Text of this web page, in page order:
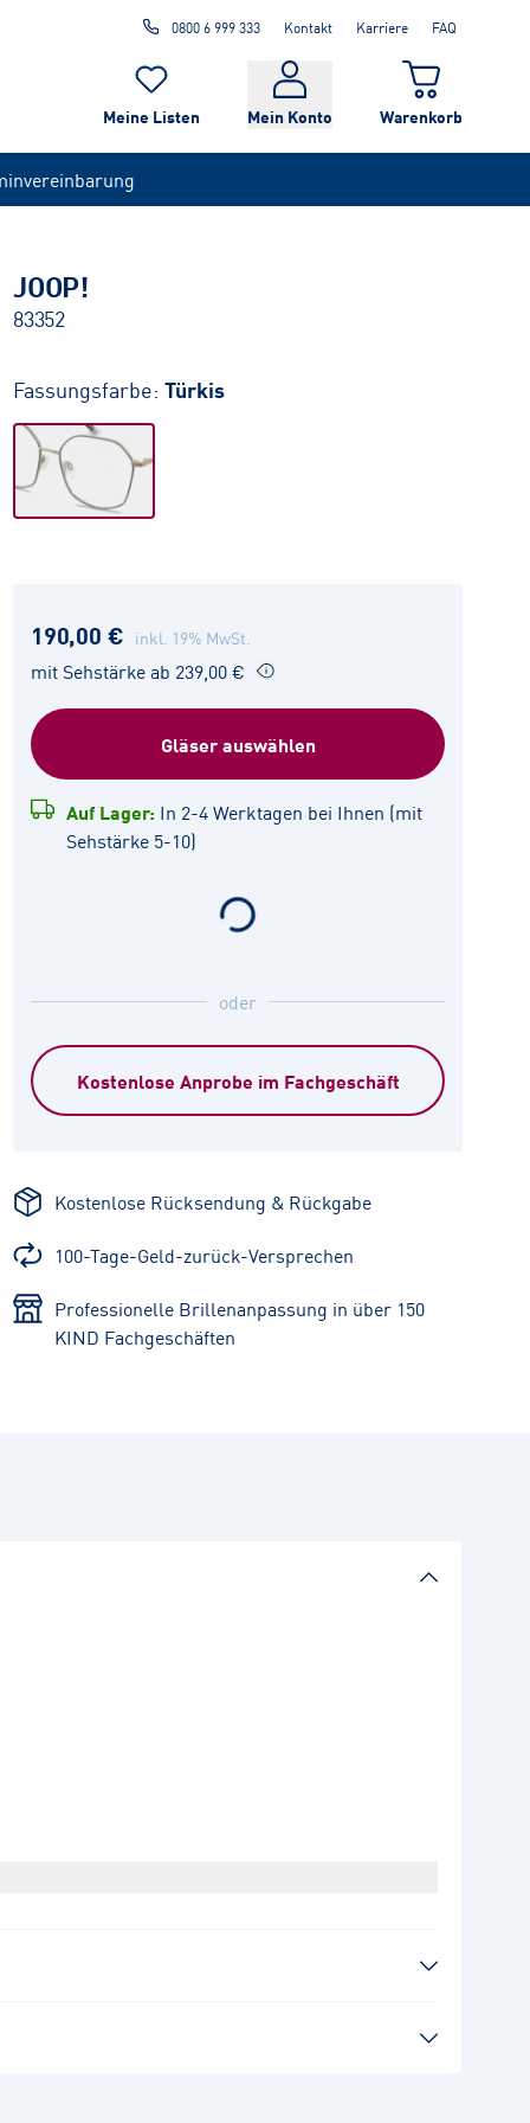
0800 6 999 333 Kontakt Karriere FAQ
Meine Listen Mein Konto Warenkorb
JOOP!
83352
Fassungsfarbe: Türkis
190,00 € inkl. 19% MwSt.
mit Sehstärke ab 239,00 €
Gläser auswählen
Auf Lager: In 2-4 Werktagen bei Ihnen (mit
Sehstärke 5-10)
oder
Kostenlose Anprobe im Fachgeschäft
Kostenlose Rücksendung & Rückgabe
100-Tage-Geld-zurück-Versprechen
Professionelle Brillenanpassung in über 150
KIND Fachgeschäften